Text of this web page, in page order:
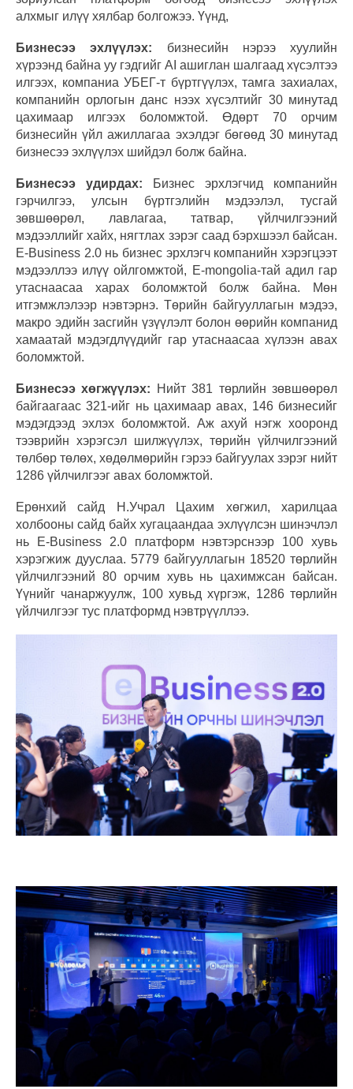
алхмыг илүү хялбар болгожээ. Үүнд,
Бизнесээ эхлүүлэх: бизнесийн нэрээ хуулийн
хүрээнд байна уу гэдгийг AI ашиглан шалгаад хүсэлтээ
илгээх, компаниа УБЕГ-т бүртгүүлэх, тамга захиалах,
компанийн орлогын данс нээх хүсэлтийг 30 минутад
цахимаар илгээх боломжтой. Өдөрт 70 орчим
бизнесийн үйл ажиллагаа эхэлдэг бөгөөд 30 минутад
бизнесээ эхлүүлэх шийдэл болж байна.
Бизнесээ удирдах: Бизнес эрхлэгчид компанийн
гэрчилгээ, улсын бүртгэлийн мэдээлэл, тусгай
зөвшөөрөл, лавлагаа, татвар, үйлчилгээний
мэдээллийг хайх, нягтлах зэрэг саад бэрхшээл байсан.
E-Business 2.0 нь бизнес эрхлэгч компанийн хэрэгцээт
мэдээллээ илүү ойлгомжтой, E-mongolia-тай адил гар
утаснаасаа харах боломжтой болж байна. Мөн
итгэмжлэлээр нэвтэрнэ. Төрийн байгууллагын мэдээ,
макро эдийн засгийн үзүүлэлт болон өөрийн компанид
хамаатай мэдэгдлүүдийг гар утаснаасаа хүлээн авах
боломжтой.
Бизнесээ хөгжүүлэх: Нийт 381 төрлийн зөвшөөрөл
байгаагаас 321-ийг нь цахимаар авах, 146 бизнесийг
мэдэгдээд эхлэх боломжтой. Аж ахуй нэгж хооронд
тээврийн хэрэгсэл шилжүүлэх, төрийн үйлчилгээний
төлбөр төлөх, хөдөлмөрийн гэрээ байгуулах зэрэг нийт
1286 үйлчилгээг авах боломжтой.
Ерөнхий сайд Н.Учрал Цахим хөгжил, харилцаа
холбооны сайд байх хугацаандаа эхлүүлсэн шинэчлэл
нь E-Business 2.0 платформ нэвтэрснээр 100 хувь
хэрэгжиж дууслаа. 5779 байгууллагын 18520 төрлийн
үйлчилгээний 80 орчим хувь нь цахимжсан байсан.
Үүнийг чанаржуулж, 100 хувьд хүргэж, 1286 төрлийн
үйлчилгээг тус платформд нэвтрүүллээ.